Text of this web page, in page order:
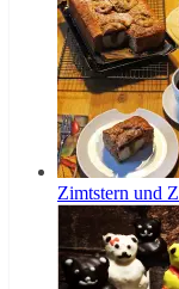
Zimtstern und